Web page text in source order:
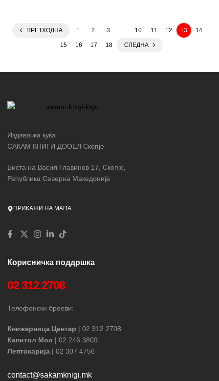
ПРЕТХОДНА 1 2 3 … 10 11 12 13 14
15 16 17 18 СЛЕДНА
Издавачка куќа
САКАМ КНИГИ ДООЕЛ Скопје
Биста на Васил Главинов 17, Скопје,
Република Северна Македонија
ПРИКАЖИ НА МАПА
Корисничка поддршка
02 312 2708
Телефонски броеви:
Книжарница Центар | 02 312 2708
Капитол Мол | 02 246 3809
Лептокарија | 02 307 4756
contact@sakamknigi.mk